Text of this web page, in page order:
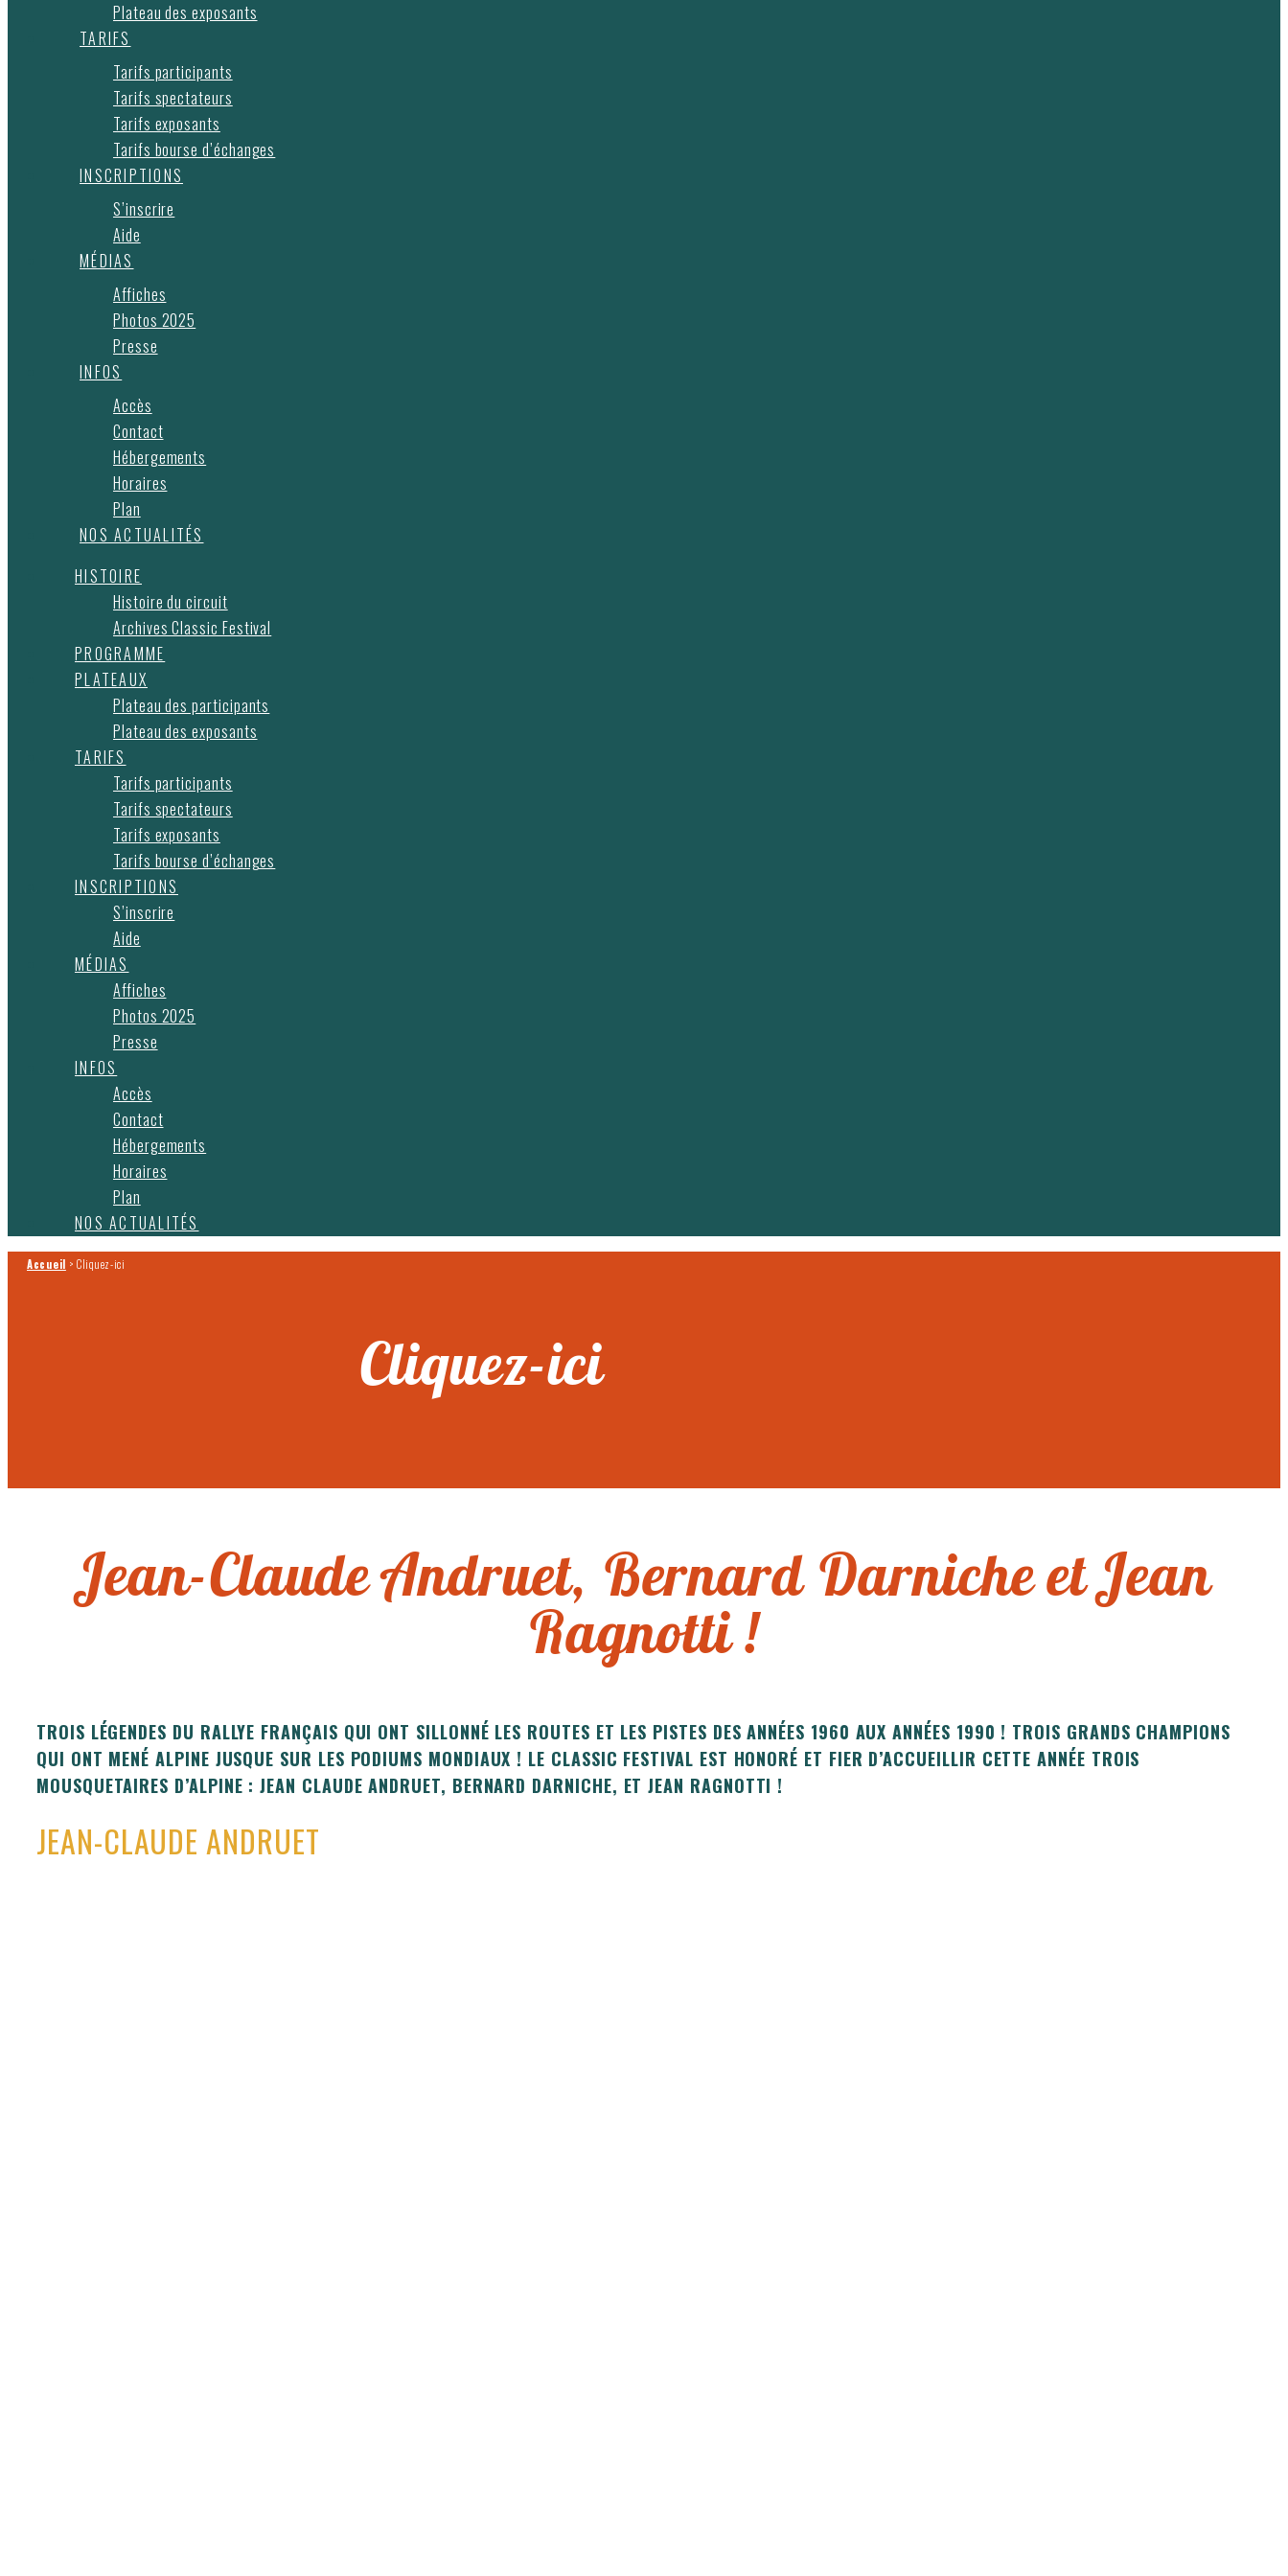
Plateau des exposants
TARIFS
Tarifs participants
Tarifs spectateurs
Tarifs exposants
Tarifs bourse d’échanges
INSCRIPTIONS
S’inscrire
Aide
MÉDIAS
Affiches
Photos 2025
Presse
INFOS
Accès
Contact
Hébergements
Horaires
Plan
NOS ACTUALITÉS
HISTOIRE
Histoire du circuit
Archives Classic Festival
PROGRAMME
PLATEAUX
Plateau des participants
Plateau des exposants
TARIFS
Tarifs participants
Tarifs spectateurs
Tarifs exposants
Tarifs bourse d’échanges
INSCRIPTIONS
S’inscrire
Aide
MÉDIAS
Affiches
Photos 2025
Presse
INFOS
Accès
Contact
Hébergements
Horaires
Plan
NOS ACTUALITÉS
Accueil >Cliquez-ici
Cliquez-ici
Jean-Claude Andruet, Bernard Darniche et Jean
Ragnotti !
TROIS LÉGENDES DU RALLYE FRANÇAIS QUI ONT SILLONNÉ LES ROUTES ET LES PISTES DES ANNÉES 1960 AUX ANNÉES 1990 ! TROIS GRANDS CHAMPIONS
QUI ONT MENÉ ALPINE JUSQUE SUR LES PODIUMS MONDIAUX ! LE CLASSIC FESTIVAL EST HONORÉ ET FIER D’ACCUEILLIR CETTE ANNÉE TROIS
MOUSQUETAIRES D’ALPINE : JEAN CLAUDE ANDRUET, BERNARD DARNICHE, ET JEAN RAGNOTTI !
JEAN-CLAUDE ANDRUET